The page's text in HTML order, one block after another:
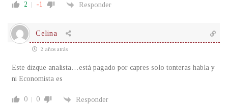
2 -1 Responder
Celina
2 años atrás
Este dizque analista…está pagado por capres solo tonteras habla y
ni Economista es
0 0 Responder